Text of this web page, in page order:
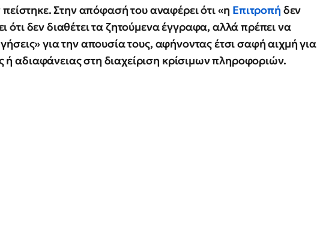
Στην απόφασή του αναφέρει ότι «η Επιτροπή δεν
δεν διαθέτει τα ζητούμενα έγγραφα, αλλά πρέπει να
για την απουσία τους, αφήνοντας έτσι σαφή αιχμή για
αδιαφάνειας στη διαχείριση κρίσιμων πληροφοριών.